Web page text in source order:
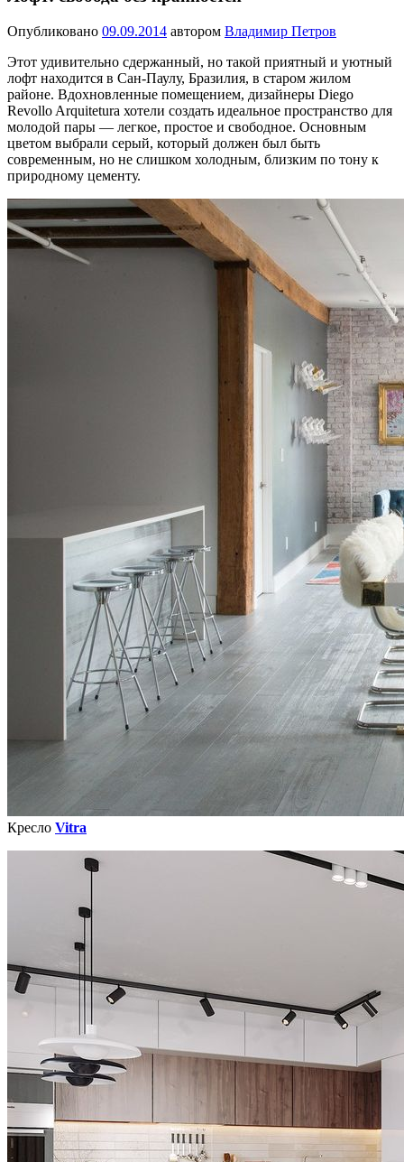
Опубликовано 09.09.2014 автором Владимир Петров
Этот удивительно сдержанный, но такой приятный и уютный
лофт находится в Сан-Паулу, Бразилия, в старом жилом
районе. Вдохновленные помещением, дизайнеры Diego
Revollo Arquitetura хотели создать идеальное пространство для
молодой пары — легкое, простое и свободное. Основным
цветом выбрали серый, который должен был быть
современным, но не слишком холодным, близким по тону к
природному цементу.
Кресло Vitra